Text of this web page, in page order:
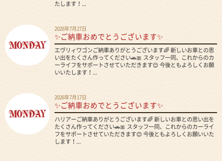
たします！...
2026年7月27日
✨ご納車おめでとうございます✨
エヴリィワゴンご納車ありがとうございます🌈 新しいお車との思
い出をたくさん作ってください🚗🎀 スタッフ一同、これからのカ
ーライフをサポートさせていただきます😊 今後ともよろしくお願
いいたします！...
2026年7月17日
✨ご納車おめでとうございます✨
ハリアーご納車ありがとうございます🌈 新しいお車との思い出を
たくさん作ってください🚗🎀 スタッフ一同、これからのカーライ
フをサポートさせていただきます😊 今後ともよろしくお願いいた
します！...